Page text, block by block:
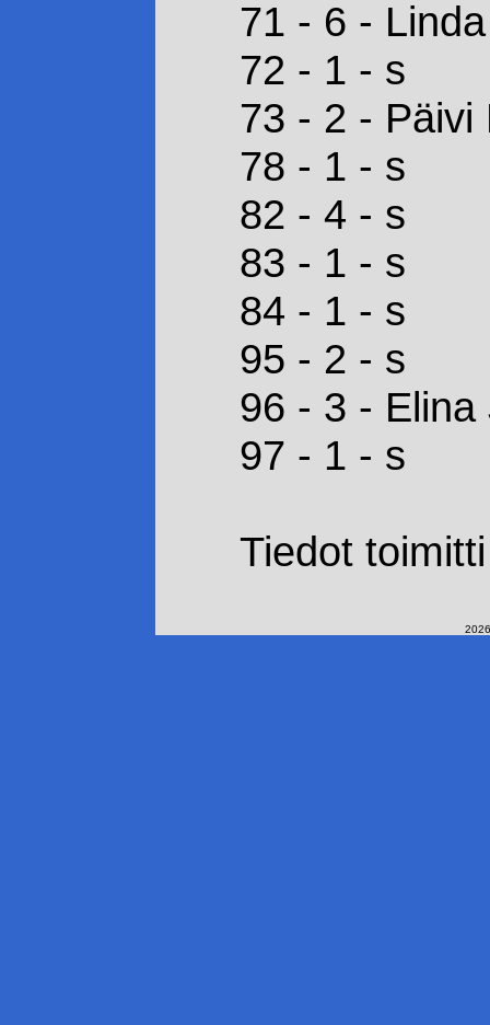
71 - 6 -
72 - 1 - s
73 - 2 - Päivi
78 - 1 - s
82 - 4 - s
83 - 1 - s
84 - 1 - s
95 - 2 - s
96 - 3 - Elina
97 - 1 - s
Tiedot